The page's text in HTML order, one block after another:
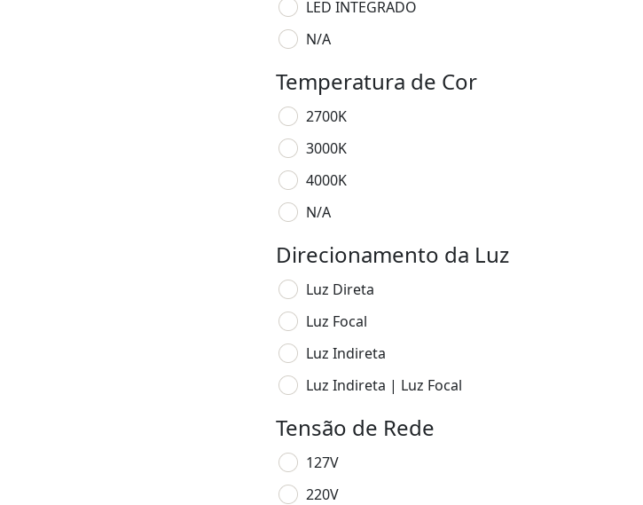
LED INTEGRADO
N/A
Temperatura de Cor
2700K
3000K
4000K
N/A
Direcionamento da Luz
Luz Direta
Luz Focal
Luz Indireta
Luz Indireta | Luz Focal
Tensão de Rede
127V
220V